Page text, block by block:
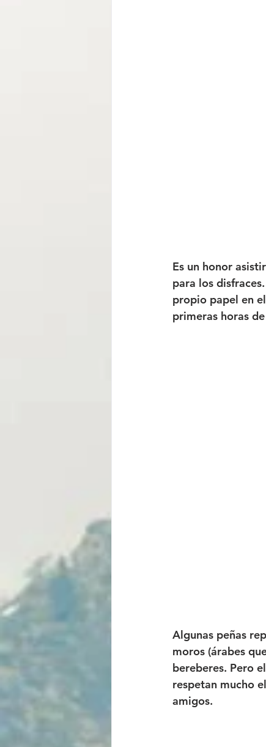
Es un honor
para los
propio papel en
primeras horas
Algunas peñas
moros (árabes
bereberes. Pero
respetan mucho
amigos.